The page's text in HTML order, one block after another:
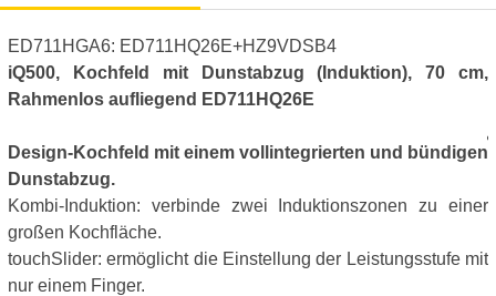
ED711HGA6: ED711HQ26E+HZ9VDSB4
iQ500, Kochfeld mit Dunstabzug (Induktion), 70 cm,
Rahmenlos aufliegend ED711HQ26E
Design-Kochfeld mit einem vollintegrierten und bündigen
Dunstabzug.
Kombi-Induktion: verbinde zwei Induktionszonen zu einer
großen Kochfläche.
touchSlider: ermöglicht die Einstellung der Leistungsstufe mit
nur einem Finger.